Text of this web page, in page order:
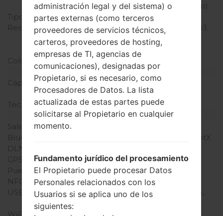
relación pantalla-cuerpo)
Tipo de Pantalla
Curved P-OLED
Resolución de Pantalla
1080 x 1920 píxeles (~403
densidad de píxeles por
pulgada)
Colores de pantalla
16M colores
Batería y Teclado
Capacidad de batería
No extraíble Li-Po 3000
mAh
Teclado físico
Interfaces
Salida de audio
Bluetooth
versión 4.2, A2DP, LE, aptX
DLNA
GPS
A-GPS, GLONASS
Puerto infrarrojo
Sí
NFC
Sí
USB
microUSB 2.0 (SlimPort),
administración legal y del sistema) o
partes externas (como terceros
proveedores de servicios técnicos,
carteros, proveedores de hosting,
empresas de TI, agencias de
comunicaciones), designadas por
Propietario, si es necesario, como
Procesadores de Datos. La lista
actualizada de estas partes puede
solicitarse al Propietario en cualquier
momento.
Fundamento jurídico del procesamiento
El Propietario puede procesar Datos
Personales relacionados con los
Usuarios si se aplica uno de los
siguientes: